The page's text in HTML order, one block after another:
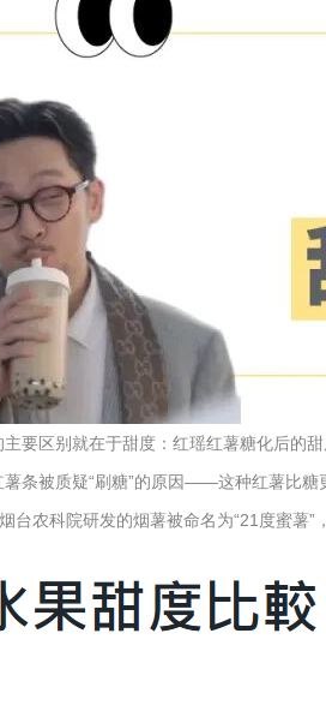
要区别就在于甜度：红瑶红薯糖化后的
条被质疑“刷糖”的原因——这种红薯比
台农科院研发的烟薯被命名为“21度蜜薯